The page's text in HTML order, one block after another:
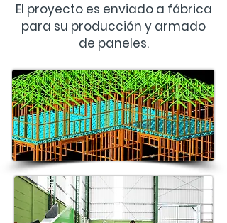
El proyecto es enviado a fábrica
para su producción y armado
de paneles.